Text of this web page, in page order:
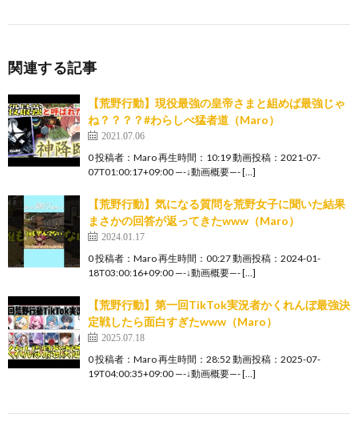
関連する記事
【荒野行動】現役最強の皇帝さまと組めば最強じゃ
ね？？？？#わらしべ猛者道（Maro）
2021.07.06
0 投稿者：Maro 再生時間：10:19 動画投稿：2021-07-
07T01:00:17+09:00 —-↓動画概要—- […]
【荒野行動】気になる質問を荒野女子に聞いた結果
まさかの回答が返ってきたwww（Maro）
2024.01.17
0 投稿者：Maro 再生時間：00:27 動画投稿：2024-01-
18T03:00:16+09:00 —-↓動画概要—- […]
【荒野行動】第一回TikTok実況者かくれんぼ最強決
定戦したら面白すぎたwww（Maro）
2025.07.18
0 投稿者：Maro 再生時間：28:52 動画投稿：2025-07-
19T04:00:35+09:00 —-↓動画概要—- […]